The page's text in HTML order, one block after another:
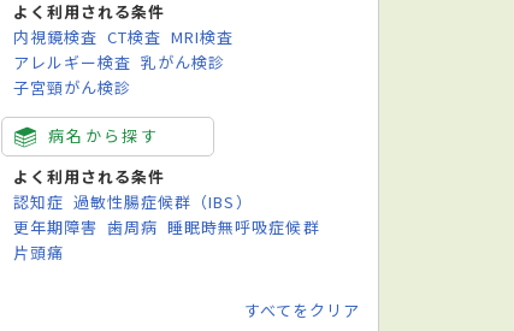
よく利用される条件
内視鏡検査 CT検査 MRI検査
アレルギー検査 乳がん検診
子宮頸がん検診
病名から探す
よく利用される条件
認知症 過敏性腸症候群（IBS）
更年期障害 歯周病 睡眠時無呼吸症候群
片頭痛
すべてをクリア